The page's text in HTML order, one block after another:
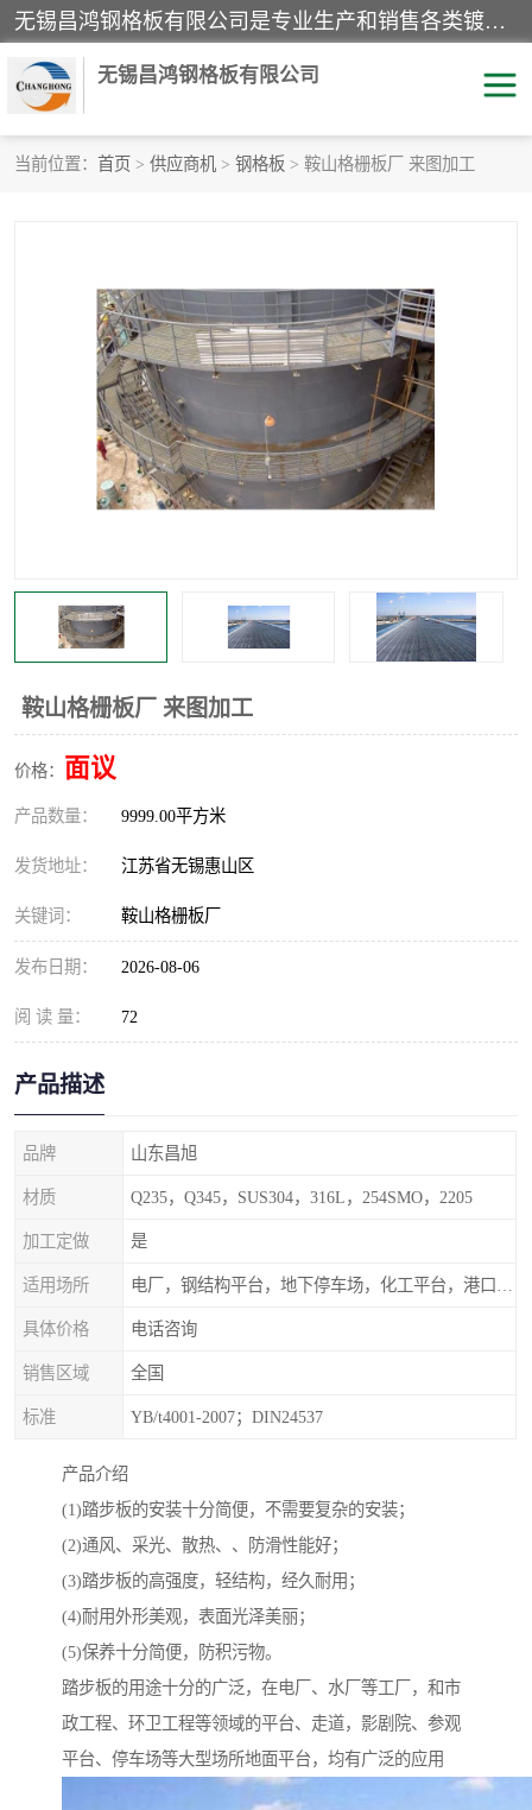
无锡昌鸿钢格板有限公司是专业生产和销售各类镀锌钢格板、镀锌钢格栅、不锈钢钢格及其相关产品的现代化企业。公司产品广泛运用于石油、化工、港口、电力、运输、造纸、医药、钢铁、食品、市政、房地产、制造业等各个领域。
无锡昌鸿钢格板有限公司
当前位置： 首页 > 供应商机 > 钢格板 > 鞍山格栅板厂 来图加工
鞍山格栅板厂 来图加工
价格： 面议
产品数量： 9999.00平方米
发货地址： 江苏省无锡惠山区
关键词： 鞍山格栅板厂
发布日期： 2026-08-06
阅 读 量： 72
产品描述
品牌 山东昌旭
材质 Q235，Q345，SUS304，316L，254SMO，2205
加工定做 是
适用场所
具体价格 电话咨询
销售区域 全国
标准 YB/t4001-2007；DIN24537
产品介绍
(1)踏步板的安装十分简便，不需要复杂的安装；
(2)通风、采光、散热、、防滑性能好；
(3)踏步板的高强度，轻结构，经久耐用；
(4)耐用外形美观，表面光泽美丽；
(5)保养十分简便，防积污物。
踏步板的用途十分的广泛，在电厂、水厂等工厂，和市
政工程、环卫工程等领域的平台、走道，影剧院、参观
平台、停车场等大型场所地面平台，均有广泛的应用
钢格栅
齿形钢格板 钢格板
热镀锌钢格板 复合钢格板
钢格栅踏步板 插接钢格板